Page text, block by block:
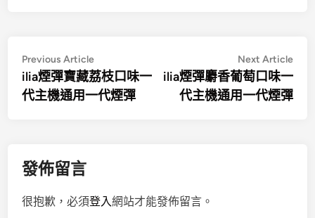
文
章
導
Previous ArticlePrevious
article:
ilia煙彈寶藏荔枝口味一
代主機通用一代煙彈
Next Article
ilia煙彈麝香葡萄口味一
代主機通用一代煙彈
發佈留言
很抱歉，必須登入網站才能發佈留言。